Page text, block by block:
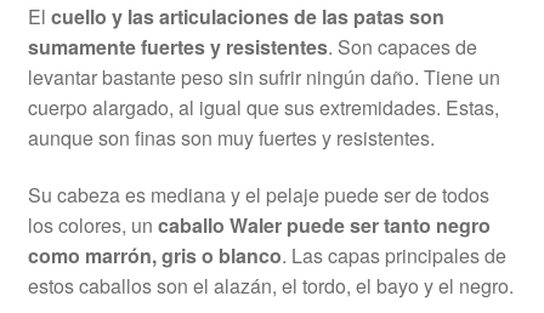
El cuello y lasarticulaciones de las patas son
sumamente fuertes y resistentes. Son capaces de
levantar bastante peso sin sufrir ningún daño. Tiene un
cuerpo alargado, al igual que sus extremidades. Estas,
aunque son finas son muy fuertes y resistentes.
Su cabeza es mediana y el pelaje puede ser de todos
los colores, un caballo Waler puede ser tanto negro
como marrón, gris o blanco. Las capas principales de
estos caballos son el alazán, el tordo, el bayo y el negro.